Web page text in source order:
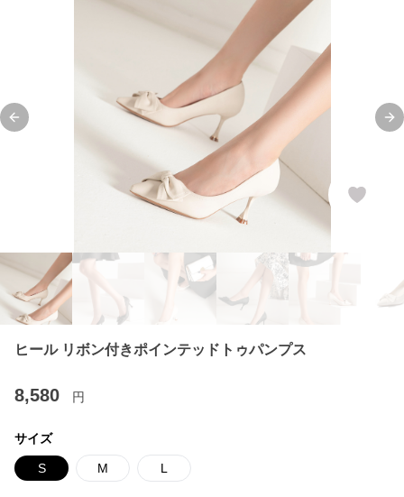
Previous slide
ヒール リボン付きポインテッドトゥパンプス
8,580 円
サイズ
S M L